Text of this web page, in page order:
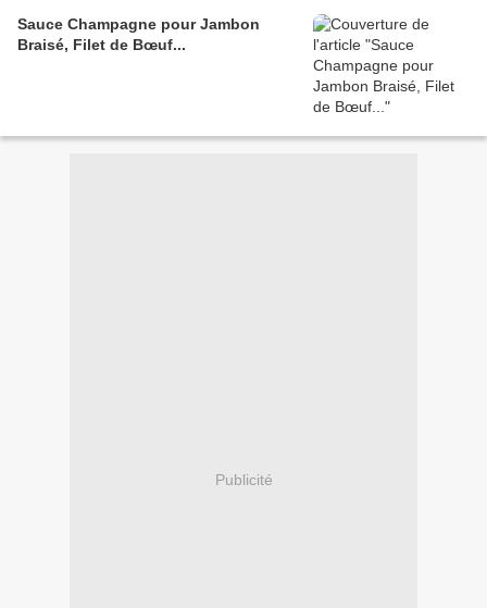
Sauce Champagne pour Jambon
Braisé, Filet de Bœuf...
Publicité